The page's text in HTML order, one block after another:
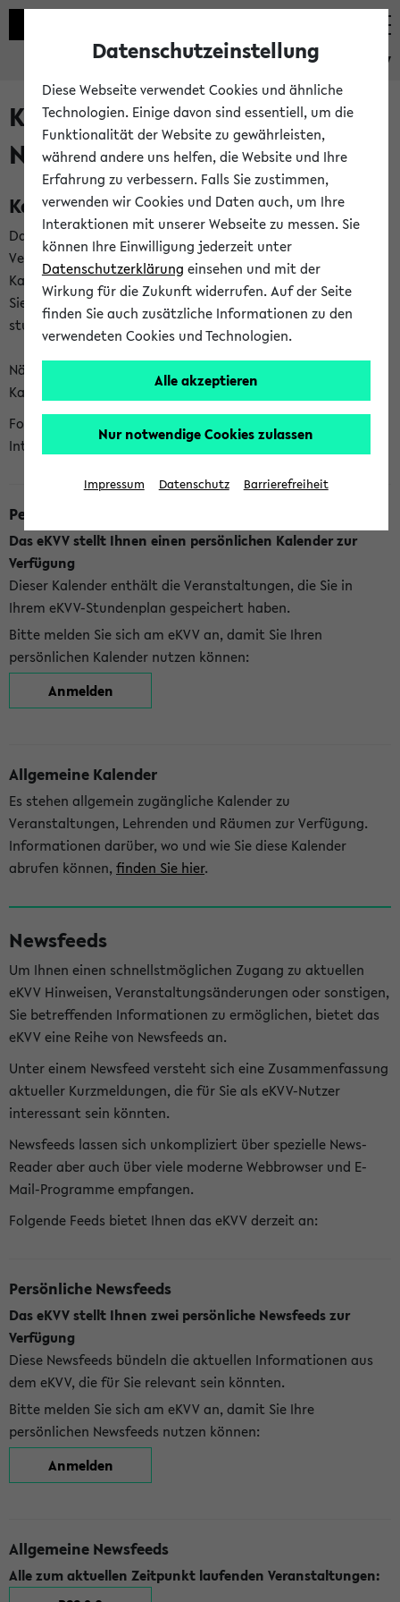
eKVV
Kalenderintegration und
Newsfeeds
Kalenderintegration
Das eKVV bietet Ihnen die Möglichkeit,
Veranstaltungstermine in eine Vielzahl von
Kalenderanwendungen einzubinden. Auf diese Weise können
Sie einen gemeinsamen Überblick über Ihre privaten und
studienbezogenen Termine erhalten.
Näheres zu Vorteilen und Funktionsweise der
Kalenderintegration können Sie auf unserer
Folgende Kalender bietet Ihnen das eKVV derzeit zur
Integration an:
Persönlicher Kalender
Das eKVV stellt Ihnen einen persönlichen Kalender zur
Verfügung
Dieser Kalender enthält die Veranstaltungen, die Sie in
Ihrem eKVV-Stundenplan gespeichert haben.
Bitte melden Sie sich am eKVV an, damit Sie Ihren
persönlichen Kalender nutzen können:
Anmelden
Allgemeine Kalender
Es stehen allgemein zugängliche Kalender zu
Veranstaltungen, Lehrenden und Räumen zur Verfügung.
Informationen darüber, wo und wie Sie diese Kalender
abrufen können, finden Sie hier.
Newsfeeds
Um Ihnen einen schnellstmöglichen Zugang zu aktuellen
eKVV Hinweisen, Veranstaltungsänderungen oder sonstigen,
Sie betreffenden Informationen zu ermöglichen, bietet das
eKVV eine Reihe von Newsfeeds an.
Unter einem Newsfeed versteht sich eine Zusammenfassung
aktueller Kurzmeldungen, die für Sie als eKVV-Nutzer
interessant sein könnten.
Newsfeeds lassen sich unkompliziert über spezielle News-
Reader aber auch über viele moderne Webbrowser und E-
Mail-Programme empfangen.
Folgende Feeds bietet Ihnen das eKVV derzeit an:
Persönliche Newsfeeds
Das eKVV stellt Ihnen zwei persönliche Newsfeeds zur
Verfügung
Diese Newsfeeds bündeln die aktuellen Informationen aus
dem eKVV, die für Sie relevant sein könnten.
Bitte melden Sie sich am eKVV an, damit Sie Ihre
persönlichen Newsfeeds nutzen können:
Anmelden
Allgemeine Newsfeeds
Alle zum aktuellen Zeitpunkt laufenden Veranstaltungen:
Datenschutzeinstellung
Diese Webseite verwendet Cookies und ähnliche
Technologien. Einige davon sind essentiell, um die
Funktionalität der Website zu gewährleisten,
während andere uns helfen, die Website und Ihre
Erfahrung zu verbessern. Falls Sie zustimmen,
verwenden wir Cookies und Daten auch, um Ihre
Interaktionen mit unserer Webseite zu messen. Sie
können Ihre Einwilligung jederzeit unter
Datenschutzerklärung einsehen und mit der
Wirkung für die Zukunft widerrufen. Auf der Seite
finden Sie auch zusätzliche Informationen zu den
verwendeten Cookies und Technologien.
Alle akzeptieren
Nur notwendige Cookies zulassen
Impressum Datenschutz Barrierefreiheit